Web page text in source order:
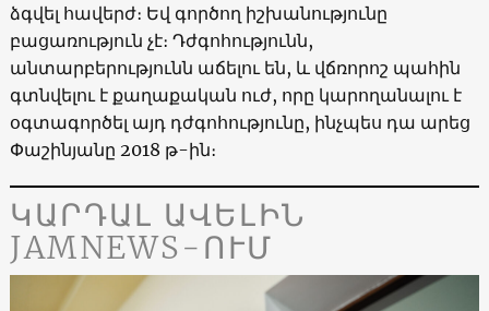
ձգվել հավերժ։ Եվ գործող իշխանությունը
բացառություն չէ։ Դժգոհությունն,
անտարբերությունն աճելու են, և վճռորոշ պահին
գտնվելու է քաղաքական ուժ, որը կարողանալու է
օգտագործել այդ դժգոհությունը, ինչպես դա արեց
Փաշինյանը 2018 թ-ին։
ԿԱՐԴԱԼ ԱՎԵԼԻՆ
JAMNEWS-ՈՒՄ